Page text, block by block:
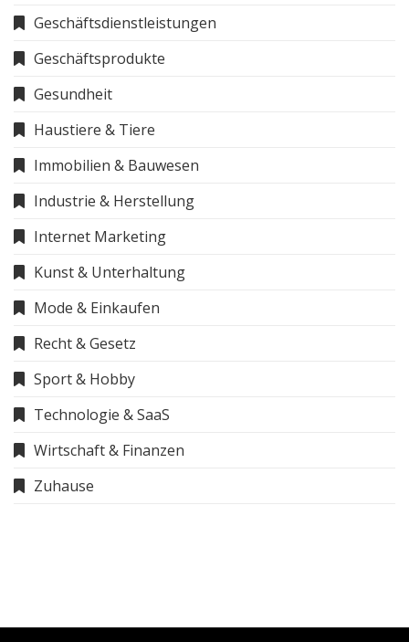
Geschäftsdienstleistungen
Geschäftsprodukte
Gesundheit
Haustiere & Tiere
Immobilien & Bauwesen
Industrie & Herstellung
Internet Marketing
Kunst & Unterhaltung
Mode & Einkaufen
Recht & Gesetz
Sport & Hobby
Technologie & SaaS
Wirtschaft & Finanzen
Zuhause